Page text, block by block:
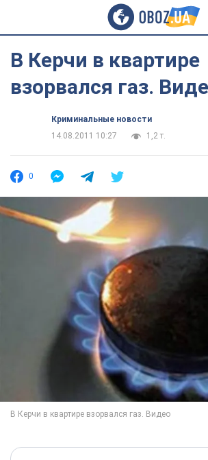
В Керчи в квартире
взорвался газ.
Криминальные новости
14.08.2011 10:27
1,2 т.
0